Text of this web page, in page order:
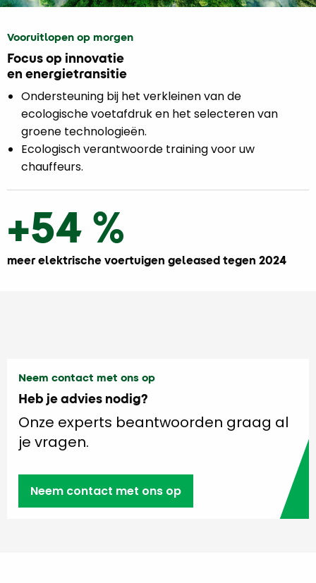
Vooruitlopen op morgen
Focus op innovatie
en energietransitie
Ondersteuning bij het verkleinen van de
ecologische voetafdruk en het selecteren van
groene technologieën.
Ecologisch verantwoorde training voor uw
chauffeurs.
+54 %
meer elektrische voertuigen geleased tegen 2024
Neem contact met ons op
Heb je advies nodig?
Onze experts beantwoorden graag al
je vragen.
Neem contact met ons op